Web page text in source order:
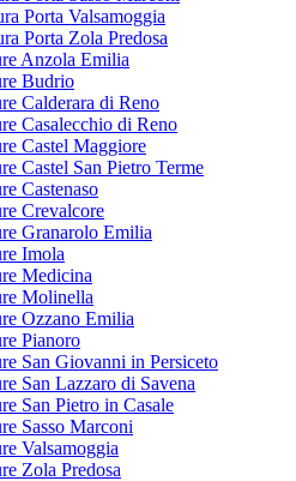
Porta Valsamoggia
Porta Zola Predosa
Anzola Emilia
Budrio
Calderara di Reno
Casalecchio di Reno
Castel Maggiore
Castel San Pietro Terme
Castenaso
Crevalcore
Granarolo Emilia
Imola
Medicina
Molinella
Ozzano Emilia
Pianoro
San Giovanni in Persiceto
San Lazzaro di Savena
San Pietro in Casale
Sasso Marconi
Valsamoggia
Zola Predosa